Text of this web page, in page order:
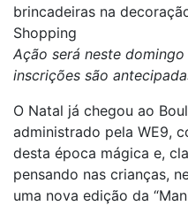
brincadeiras na
Shopping
Ação será neste
inscrições são
O Natal já chegou ao
administrado pela WE9,
desta época mágica e,
pensando nas crianças,
uma nova edição da